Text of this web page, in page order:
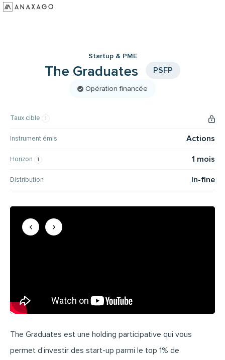
Startup & PME
The Graduates PSFP
Opération financée
Taux cible
Instrument émis Actions
Horizon 1 mois
Distribution In-fine
The Graduates est une holding participative qui vous
permet d’investir des start-up parmi le top 1% de